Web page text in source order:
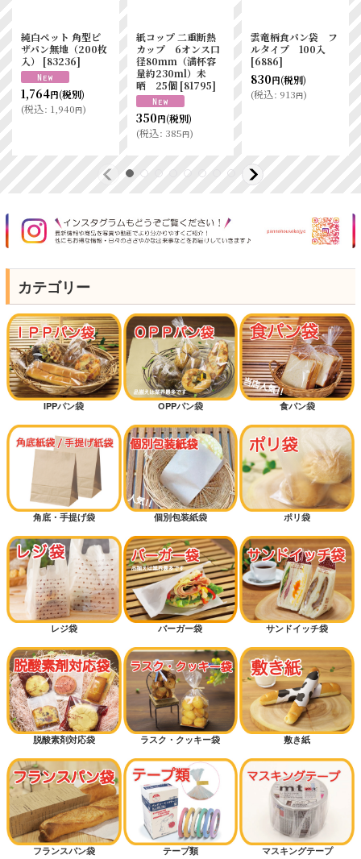
純白ペット 角型ピ
ザパン無地（200枚
入）
[83236]
1,764円(税別)
(税込: 1,940円)
紙コップ 二重断熱
カップ 6オンス口
径80mm（満杯容
量約230ml）未
晒 25個 [81795]
350円(税別)
(税込: 385円)
雲竜柄食パン袋 フ
ルタイプ 100入
[6886]
830円(税別)
(税込: 913円)
カテゴリー
IPPパン袋 OPPパン袋 食パン袋
角底・手提げ袋 個別包装紙袋 ポリ袋
レジ袋 バーガー袋 サンドイッチ袋
脱酸素剤対応袋 ラスク・クッキー袋 敷き紙
フランスパン袋 テープ類 マスキングテープ